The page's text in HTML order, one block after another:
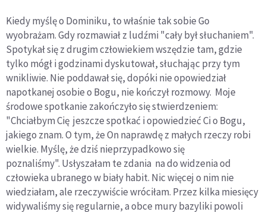
Kiedy myślę o Dominiku, to właśnie tak sobie Go
wyobrażam. Gdy rozmawiał z ludźmi "cały był słuchaniem".
Spotykał się z drugim człowiekiem wszędzie tam, gdzie
tylko mógł i godzinami dyskutował, słuchając przy tym
wnikliwie. Nie poddawał się, dopóki nie opowiedział
napotkanej osobie o Bogu, nie kończył rozmowy. Moje
środowe spotkanie zakończyło się stwierdzeniem:
"Chciałbym Cię jeszcze spotkać i opowiedzieć Ci o Bogu,
jakiego znam.O tym, że On naprawdę z małych rzeczy robi
wielkie. Myślę, że dziś nieprzypadkowo się
poznaliśmy". Usłyszałam te zdania na do widzenia od
człowieka ubranego w biały habit. Nic więcej o nim nie
wiedziałam, ale rzeczywiście wróciłam. Przez kilka miesięcy
widywaliśmy się regularnie, a obce mury bazyliki powoli